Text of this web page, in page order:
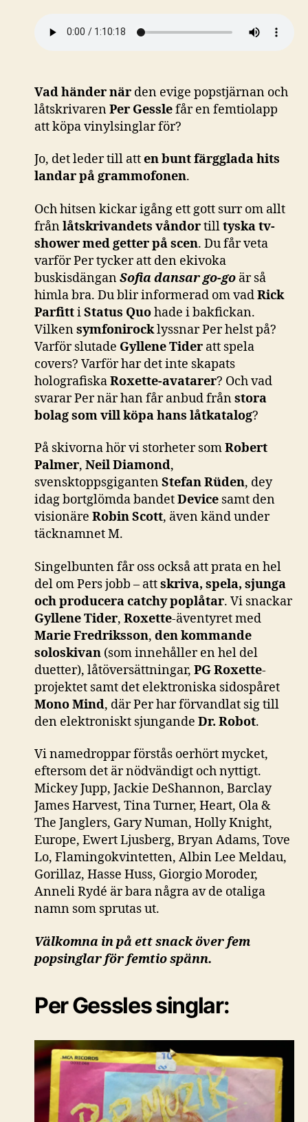
Vad händer när den evige popstjärnan och
låtskrivarenPer Gesslefår en femtiolapp
att köpa vinylsinglar för?
Jo, det leder till atten bunt färgglada hits
landar på grammofonen.
Och hitsen kickar igång ett gott surr om allt
frånlåtskrivandets våndortilltyska tv-
shower med getter på scen. Du får veta
varför Per tycker att den ekivoka
buskisdänganSofia dansar go-go är så
himla bra. Du blir informerad om vadRick
ParfittiStatus Quohade i bakfickan.
Vilkensymfonirocklyssnar Per helst på?
Varför slutade Gyllene Tider att spela
covers? Varför har det inte skapats
holografiskaRoxette-avatarer? Och vad
svarar Per när han får anbud frånstora
bolag som vill köpa hans låtkatalog?
På skivorna hör vi storheter somRobert
Palmer, Neil Diamond,
svensktoppsgigantenStefan Rüden, dey
idag bortglömda bandetDevice samt den
visionäre Robin Scott, även känd under
täcknamnet M.
Singelbunten får oss också att prata en hel
del om Pers jobb – attskriva, spela, sjunga
och producera catchy poplåtar. Vi snackar
Gyllene Tider, Roxette-äventyret med
Marie Fredriksson, den kommande
soloskivan (som innehåller en hel del
duetter), låtöversättningar, PG Roxette-
projektet samt det elektroniska sidospåret
Mono Mind, där Per har förvandlat sig till
den elektroniskt sjungande Dr. Robot.
Vi namedroppar förstås oerhört mycket,
eftersom det är nödvändigt och nyttigt.
Mickey Jupp, Jackie DeShannon, Barclay
James Harvest, Tina Turner, Heart, Ola &
The Janglers, Gary Numan, Holly Knight,
Europe, Ewert Ljusberg, Bryan Adams, Tove
Lo, Flamingokvintetten, Albin Lee Meldau,
Gorillaz, Hasse Huss, Giorgio Moroder,
Anneli Rydé är bara några av de otaliga
namn som sprutas ut.
Välkomna in på ett snack över fem
popsinglar för femtio spänn.
Per Gessles singlar: